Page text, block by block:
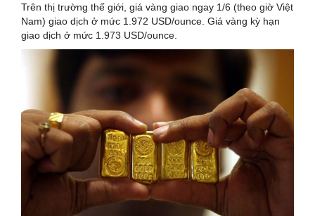
Trên thị trường thế giới, giá vàng giao ngay 1/6 (theo giờ Việt
Nam) giao dịch ở mức 1.972 USD/ounce. Giá vàng kỳ hạn
giao dịch ở mức 1.973 USD/ounce.